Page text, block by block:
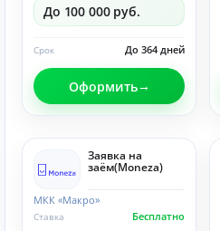
До 100 000 руб.
До 364 дней
Срок
Оформить
Заявка на
заём(Moneza)
МКК «Макро»
Бесплатно
Ставка